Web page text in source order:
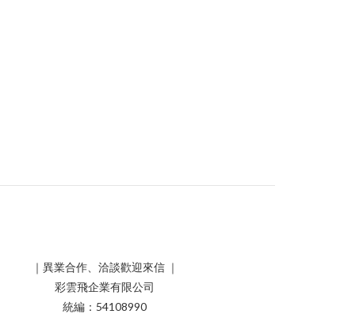
｜異業合作、洽談歡迎來信 ｜
彩雲飛企業有限公司
統編：54108990